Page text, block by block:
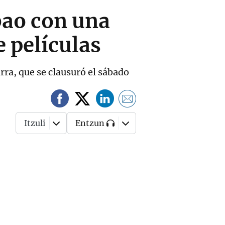
con una
películas
que se clausuró el sábado
Itzuli Entzun